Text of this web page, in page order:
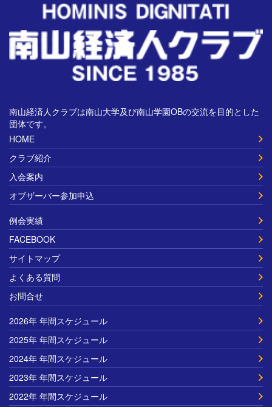
南山経済人クラブは南山大学及び南山学園OBの交流を目的とした
団体です。
HOME
クラブ紹介
入会案内
オブザーバー参加申込
例会実績
FACEBOOK
サイトマップ
よくある質問
お問合せ
2026年 年間スケジュール
2025年 年間スケジュール
2024年 年間スケジュール
2023年 年間スケジュール
2022年 年間スケジュール